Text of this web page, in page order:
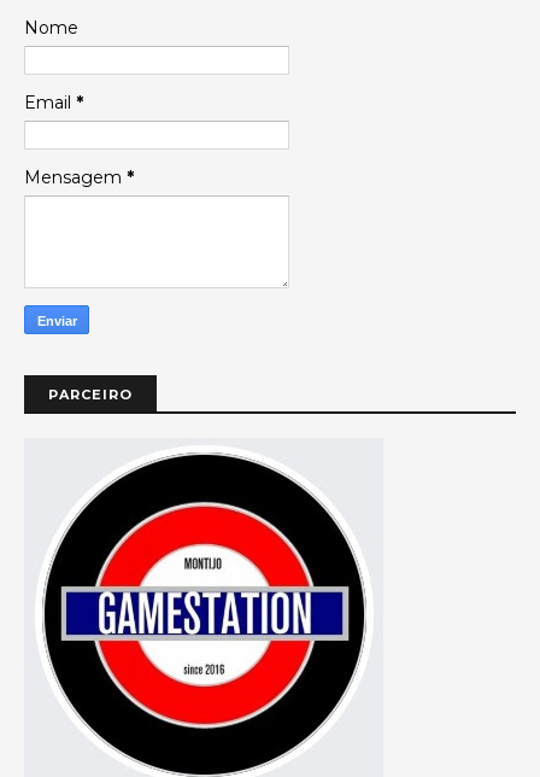
Nome
Email *
Mensagem *
PARCEIRO